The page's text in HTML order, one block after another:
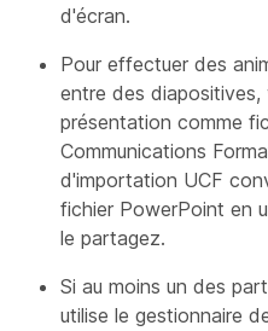
d'écran.
Pour effectuer des
entre des
présentation comme
Communications
d'importation UCF
fichier PowerPoint en
le partagez.
Si au moins un des
utilise le gestionnaire